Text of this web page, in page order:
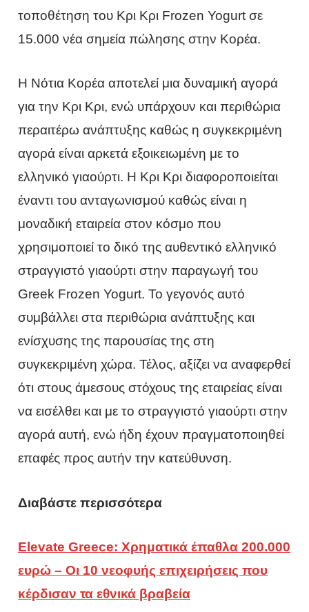
τοποθέτηση του Κρι Κρι Frozen Yogurt σε
15.000 νέα σημεία πώλησης στην Κορέα.
Η Νότια Κορέα αποτελεί μια δυναμική αγορά
για την Κρι Κρι, ενώ υπάρχουν και περιθώρια
περαιτέρω ανάπτυξης καθώς η συγκεκριμένη
αγορά είναι αρκετά εξοικειωμένη με το
ελληνικό γιαούρτι. Η Κρι Κρι διαφοροποιείται
έναντι του ανταγωνισμού καθώς είναι η
μοναδική εταιρεία στον κόσμο που
χρησιμοποιεί το δικό της αυθεντικό ελληνικό
στραγγιστό γιαούρτι στην παραγωγή του
Greek Frozen Yogurt. Το γεγονός αυτό
συμβάλλει στα περιθώρια ανάπτυξης και
ενίσχυσης της παρουσίας της στη
συγκεκριμένη χώρα. Τέλος, αξίζει να αναφερθεί
ότι στους άμεσους στόχους της εταιρείας είναι
να εισέλθει και με το στραγγιστό γιαούρτι στην
αγορά αυτή, ενώ ήδη έχουν πραγματοποιηθεί
επαφές προς αυτήν την κατεύθυνση.
Διαβάστε περισσότερα
Elevate Greece: Χρηματικά έπαθλα 200.000
ευρώ – Οι 10 νεοφυής επιχειρήσεις που
κέρδισαν τα εθνικά βραβεία